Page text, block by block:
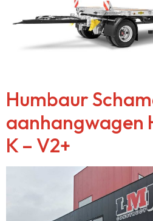
Humbaur
aanhangwagen
K – V2+